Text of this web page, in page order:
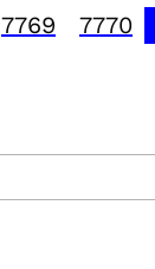
7769 7770